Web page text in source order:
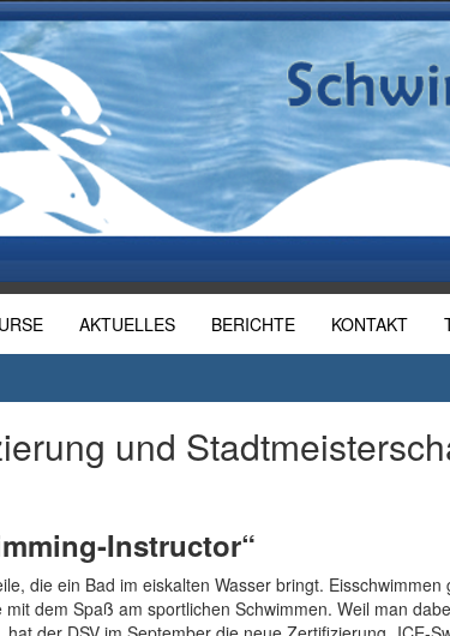
AKTUELLES BERICHTE KONTAKT
und
Instructor“
die ein Bad im eiskalten Wasser bringt. Eisschwimmen
dem Spaß am sportlichen Schwimmen. Weil man